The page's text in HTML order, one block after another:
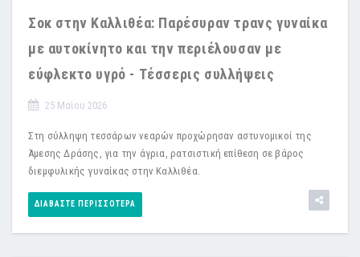
Σοκ στην Καλλιθέα: Παρέσυραν τρανς γυναίκα
με αυτοκίνητο και την περιέλουσαν με
εύφλεκτο υγρό - Τέσσερις συλλήψεις
25 Μαϊου 2026
Στη σύλληψη τεσσάρων νεαρών προχώρησαν αστυνομικοί της
Άμεσης Δράσης, για την άγρια, ρατσιστική επίθεση σε βάρος
διεμφυλικής γυναίκας στην Καλλιθέα.
ΔΙΑΒΆΣΤΕ ΠΕΡΙΣΣΌΤΕΡΑ